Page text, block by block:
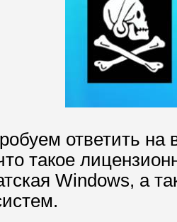
ответить
такое
Windows, а